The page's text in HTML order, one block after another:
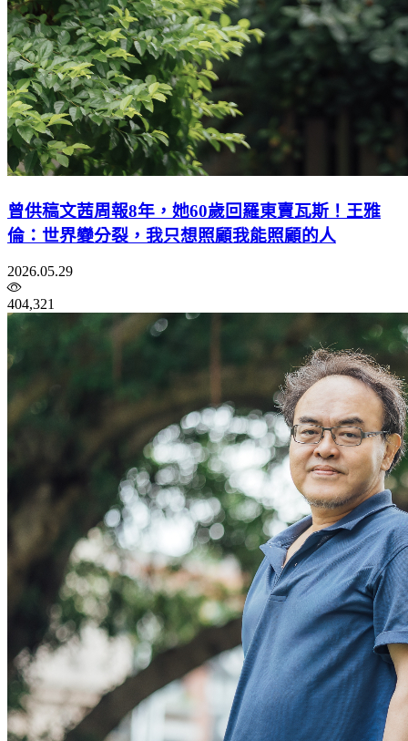
曾供稿文茜周報8年，她60歲回羅東賣瓦斯！王雅
倫：世界變分裂，我只想照顧我能照顧的人
2026.05.29
404,321